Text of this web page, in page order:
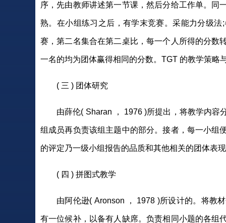
序，先由教师讲述第一节课，然后分给工作单。同
熟。在小组练习之后，有学末竞赛。采能力分级
赛，第二名集合在第二桌比，每一个人所得的分数
一名的均为团体赢得相同的分数。TGT 的教学策略
( 三 ) 团体研究
由薛伦( Sharan ， 1976 )所提出，将教学内
组成员再负责该组主题中的部分。接者，每一小组
的评定乃一级小组报告的品质和其他相关的团体表
( 四 ) 拼图式教学
由阿伦逊( Aronson ， 1978 )所设计的。将教
有一位候补，以备有人缺席。负责相同小题的各组